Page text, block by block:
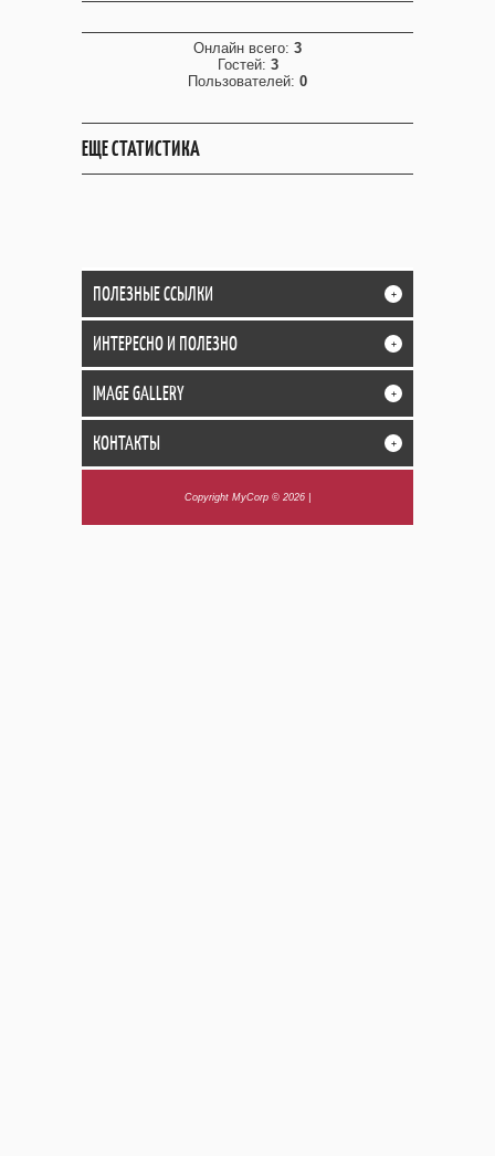
Онлайн всего: 3
Гостей: 3
Пользователей: 0
ЕЩЕ СТАТИСТИКА
ПОЛЕЗНЫЕ ССЫЛКИ +
ИНТЕРЕСНО И ПОЛЕЗНО +
IMAGE GALLERY +
КОНТАКТЫ +
Copyright MyCorp © 2026